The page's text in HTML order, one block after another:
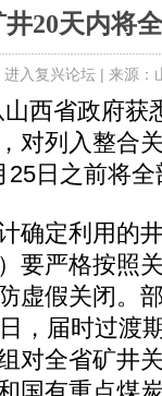
20天内将
进入复兴论坛 | 来源：
省政府获
对列入整合
日之前将
定利用的
要严格按照
虚假关闭。
，届时过渡
对全省矿井